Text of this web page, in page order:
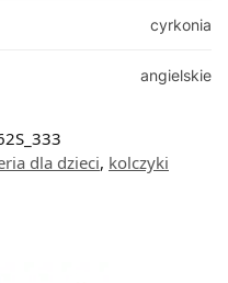
cyrkonia
angielskie
dla dzieci, kolczyki